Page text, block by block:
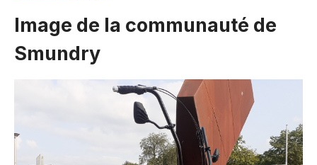
Image de la communauté de
Smundry